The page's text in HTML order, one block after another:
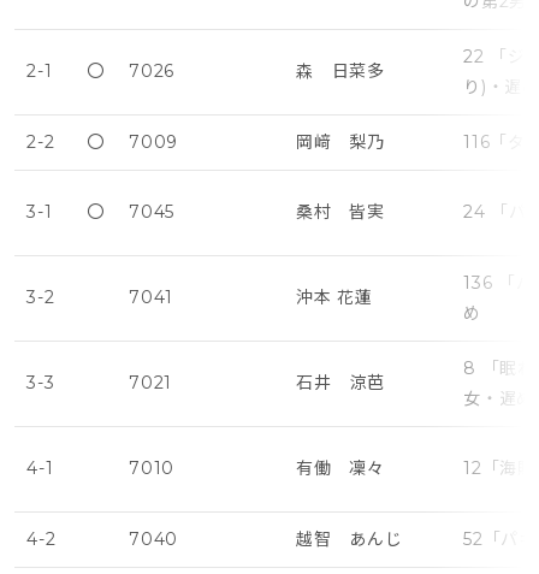
2-1 〇 7026 森 日菜多
22 「ジ
り)・遅め
2-2 〇 7009 岡﨑 梨乃 116「タ
3-1 〇 7045 桑村 皆実 24 「パ
3-2 7041 沖本 花蓮
136 「パ
め
3-3 7021 石井 涼芭
8 「眠れ
女・遅め
4-1 7010 有働 凜々 12「海
4-2 7040 越智 あんじ 52「パ